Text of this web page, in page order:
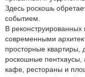
Здесь роскошь
событием.
В реконструированных
современными
просторные квартиры,
роскошные пентхаусы,
кафе, рестораны и